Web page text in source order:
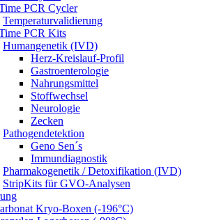
PCR Cycler
Temperaturvalidierung
PCR Kits
Humangenetik (IVD)
Herz-Kreislauf-Profil
Gastroenterologie
Nahrungsmittel
Stoffwechsel
Neurologie
Zecken
Pathogendetektion
Geno Sen´s
Immundiagnostik
Pharmakogenetik / Detoxifikation (IVD)
StripKits für GVO-Analysen
Kryo-Boxen (-196°C)